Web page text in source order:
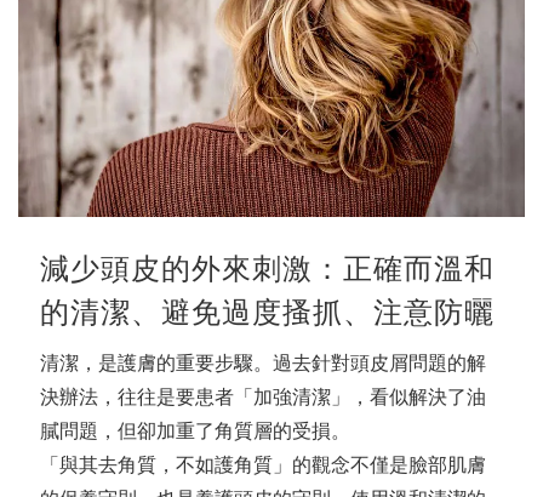
減少頭皮的外來刺激：正確而溫和
的清潔、避免過度搔抓、注意防曬
清潔，是護膚的重要步驟。過去針對頭皮屑問題的解
決辦法，往往是要患者「加強清潔」，看似解決了油
膩問題，但卻加重了角質層的受損。
「與其去角質，不如護角質」的觀念不僅是臉部肌膚